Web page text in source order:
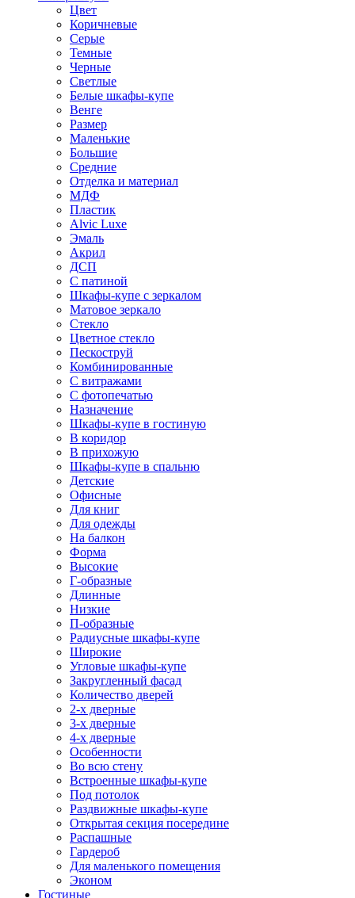
Цвет
Коричневые
Серые
Темные
Черные
Светлые
Белые шкафы-купе
Венге
Размер
Маленькие
Большие
Средние
Отделка и материал
МДФ
Пластик
Alvic Luxe
Эмаль
Акрил
ДСП
С патиной
Шкафы-купе с зеркалом
Матовое зеркало
Стекло
Цветное стекло
Пескоструй
Комбинированные
С витражами
С фотопечатью
Назначение
Шкафы-купе в гостиную
В коридор
В прихожую
Шкафы-купе в спальню
Детские
Офисные
Для книг
Для одежды
На балкон
Форма
Высокие
Г-образные
Длинные
Низкие
П-образные
Радиусные шкафы-купе
Широкие
Угловые шкафы-купе
Закругленный фасад
Количество дверей
2-х дверные
3-х дверные
4-х дверные
Особенности
Во всю стену
Встроенные шкафы-купе
Под потолок
Раздвижные шкафы-купе
Открытая секция посередине
Распашные
Гардероб
Для маленького помещения
Эконом
Гостиные